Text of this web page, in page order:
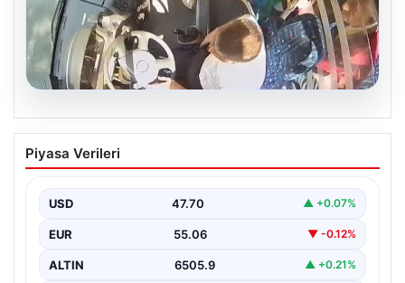
Trabzon’da Otobüste Fenalaşan
Yolcuya Şoförün Hızlı Müdahalesi
yaşındaki yolcu Hasan Öner’in hayatı, şoför Sinan
Erdoğan’ın…
Piyasa Verileri
USD 47.70 ▲ +0.07%
EUR 55.06 ▼ -0.12%
ALTIN 6505.9 ▲ +0.21%